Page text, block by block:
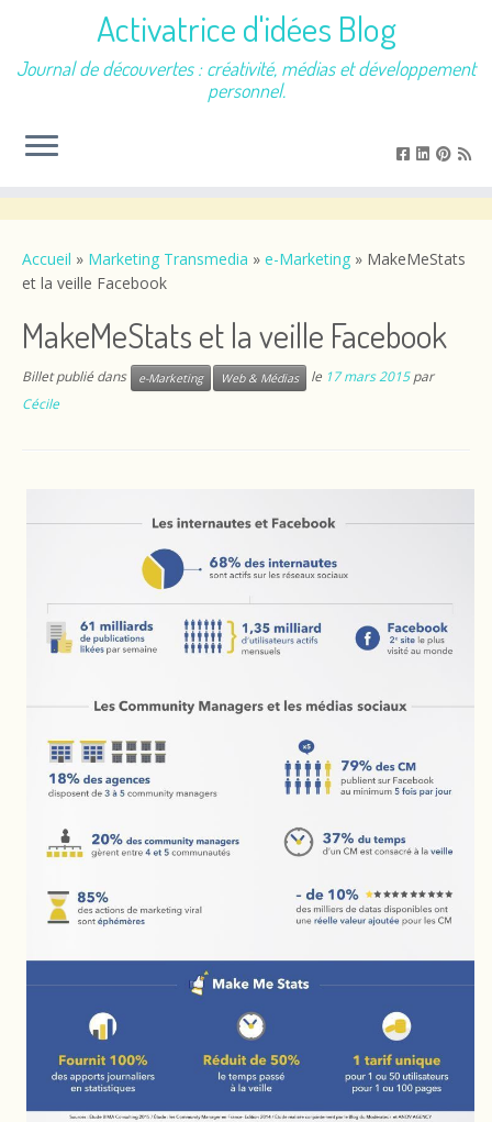
contenu
Activatrice d'idées Blog
Journal de découvertes : créativité, médias et développement
personnel.
Accueil » Marketing Transmedia » e-Marketing » MakeMeStats
et la veille Facebook
MakeMeStats et la veille Facebook
Billet publié dans e-Marketing Web & Médias le 17 mars 2015 par
Cécile